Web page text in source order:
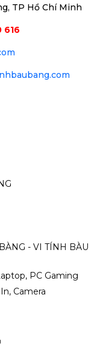
(Đen)
Gaming có dây
Silent Click
TP Hồ Chí Minh
616
- VI TÍNH BÀU
PC Gaming
Camera